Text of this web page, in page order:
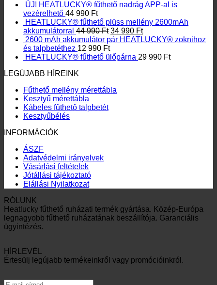
ÚJ! HEATLUCKY® fűthető nadrág APP-al is
vezérelhető 44 990 Ft
HEATLUCKY® fűthető plüss mellény 2600mAh
akkumulátorral 44 990Ft Original
price
was:
44
34 990 FtCurrent
price
34
2600 mAh akkumulátor pár HEATLUCKY® zoknihoz
és talpbetéthez 12 990 Ft
HEATLUCKY® fűthető ülőpárna 29 990 Ft
LEGÚJABB HÍREINK
Fűthető mellény mérettábla
Kesztyű mérettábla
Kábeles fűthető talpbetét
Kesztyűbélés
INFORMÁCIÓK
ÁSZF
Adatvédelmi irányelvek
Vásárlási feltételek
Jótállási tájékoztató
Elállási Nyilatkozat
RÓLUNK
Heatlucky fűthető ruházati termék gyártása. Közép-Európa
legnagyobb fűthető ruházatának beszállítója. Garanciális
ügyintézés.
HÍRLEVÉL
Értesülj legújabb termékeinkről vagy promócióinkról.